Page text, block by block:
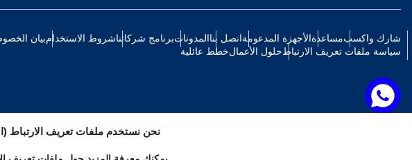
شارك واكسبمساعدةالأجهزة المدعومةاتصل بناالمدوناتبرنامج شركائناشروط الاستخدامبيان
سياسة ملفات تعريف الارتباطحلول الأعمالخطط عائلية
简体中文
CAD - دولار كندي
نحن نستخدم ملفات تعريف الارتباط